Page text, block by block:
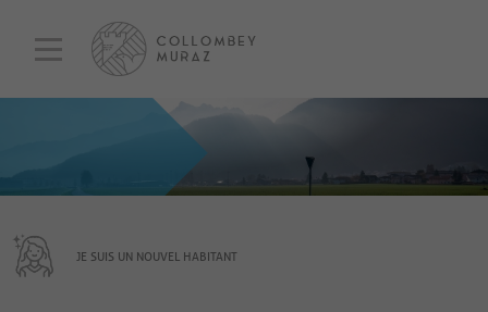
JE SUIS UN NOUVEL HABITANT